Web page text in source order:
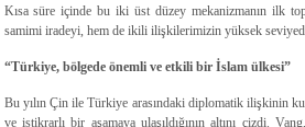
Kısa süre içinde bu iki üst düzey mekanizmanın ilk
samimi iradeyi, hem de ikili ilişkilerimizin yüksek
“Türkiye, bölgede önemli ve etkili bir İslam ülkesi”
Bu yılın Çin ile Türkiye arasındaki diplomatik ilişkinin
ve istikrarlı bir aşamaya ulaşıldığının altını çizdi.